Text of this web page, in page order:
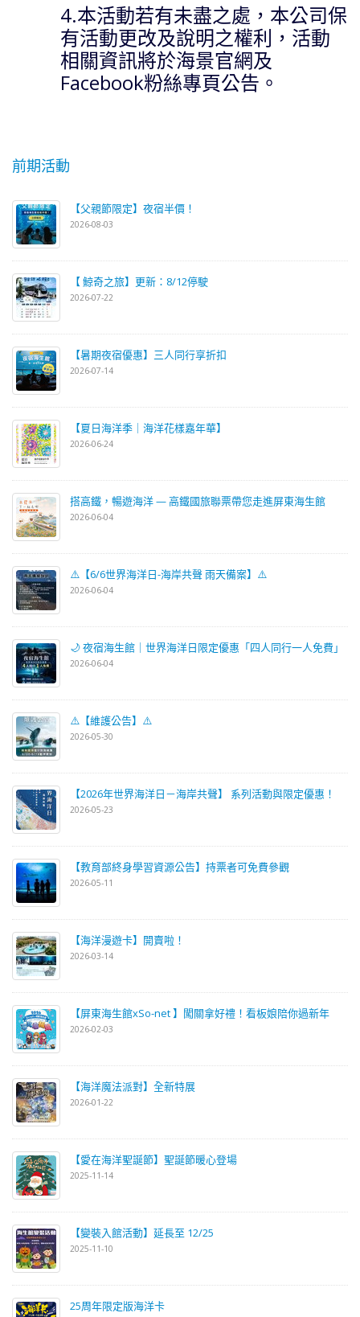
4.本活動若有未盡之處，本公司保
有活動更改及說明之權利，活動
相關資訊將於海景官網及
Facebook粉絲專頁公告。
前期活動
【父親節限定】夜宿半價！
2026-08-03
【 鯨奇之旅】更新：8/12停駛
2026-07-22
【暑期夜宿優惠】三人同行享折扣
2026-07-14
【夏日海洋季｜海洋花樣嘉年華】
2026-06-24
搭高鐵，暢遊海洋 — 高鐵國旅聯票帶您走進屏東海生館
2026-06-04
⚠️【6/6世界海洋日-海岸共聲 雨天備案】⚠️
2026-06-04
🌙 夜宿海生館｜世界海洋日限定優惠「四人同行一人免費」
2026-06-04
⚠️【維護公告】⚠️
2026-05-30
【2026年世界海洋日－海岸共聲】 系列活動與限定優惠！
2026-05-23
【教育部終身學習資源公告】持票者可免費參觀
2026-05-11
【海洋漫遊卡】開賣啦！
2026-03-14
【屏東海生館xSo-net 】闖關拿好禮！看板娘陪你過新年
2026-02-03
【海洋魔法派對】全新特展
2026-01-22
【愛在海洋聖誕節】聖誕節暖心登場
2025-11-14
【變裝入館活動】延長至 12/25
2025-11-10
25周年限定版海洋卡